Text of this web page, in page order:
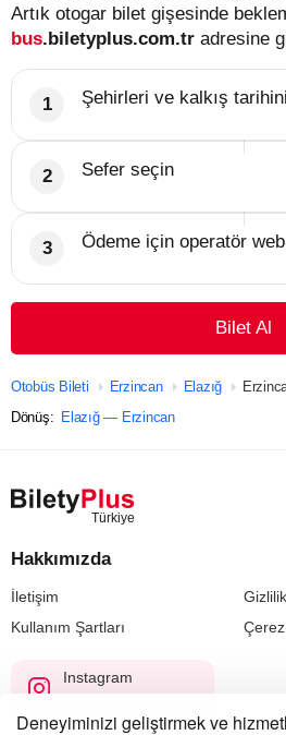
Artık otogar bilet gişesinde
bus.biletyplus.com.tr adresine
Şehirleri ve kalkış
Sefer seçin
Ödeme için operatör
Bilet Al
Otobüs Bileti Erzincan Elazığ
Dönüş: Elazığ — Erzincan
Hakkımızda
İletişim
Kullanım Şartları
Çerez
Instagram
@biletyplus_turkiye
Deneyiminizi geliştirmek ve